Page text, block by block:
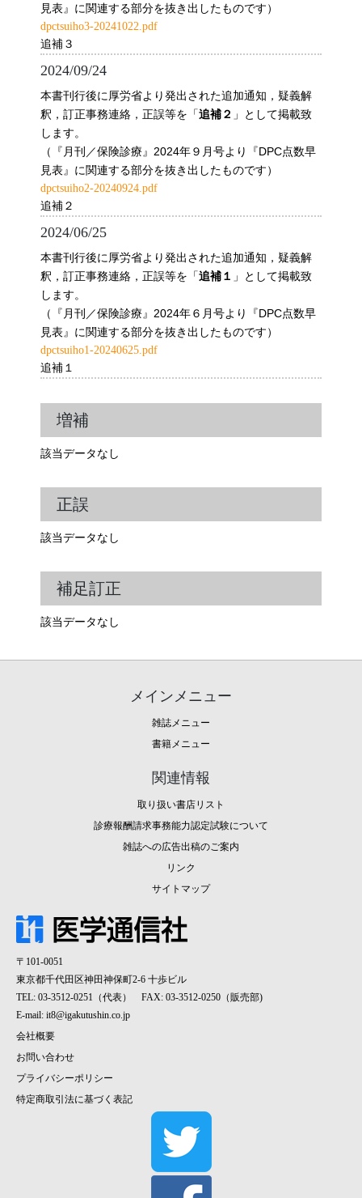
見表』に関連する部分を抜き出したものです）
dpctsuiho3-20241022.pdf
追補３
2024/09/24
本書刊行後に厚労省より発出された追加通知，疑義解
釈，訂正事務連絡，正誤等を「追補２ 」として掲載致
します。
（『月刊／保険診療』2024年９月号より『DPC点数早
見表』に関連する部分を抜き出したものです）
dpctsuiho2-20240924.pdf
追補２
2024/06/25
本書刊行後に厚労省より発出された追加通知，疑義解
釈，訂正事務連絡，正誤等を「追補１ 」として掲載致
します。
（『月刊／保険診療』2024年６月号より『DPC点数早
見表』に関連する部分を抜き出したものです）
dpctsuiho1-20240625.pdf
追補１
増補
該当データなし
正誤
該当データなし
補足訂正
該当データなし
メインメニュー
雑誌メニュー
書籍メニュー
関連情報
取り扱い書店リスト
診療報酬請求事務能力認定試験について
雑誌への広告出稿のご案内
リンク
サイトマップ
〒101-0051
東京都千代田区神田神保町2-6 十歩ビル
TEL: 03-3512-0251（代表） FAX: 03-3512-0250（販売部)
E-mail: it8@igakutushin.co.jp
会社概要
お問い合わせ
プライバシーポリシー
特定商取引法に基づく表記